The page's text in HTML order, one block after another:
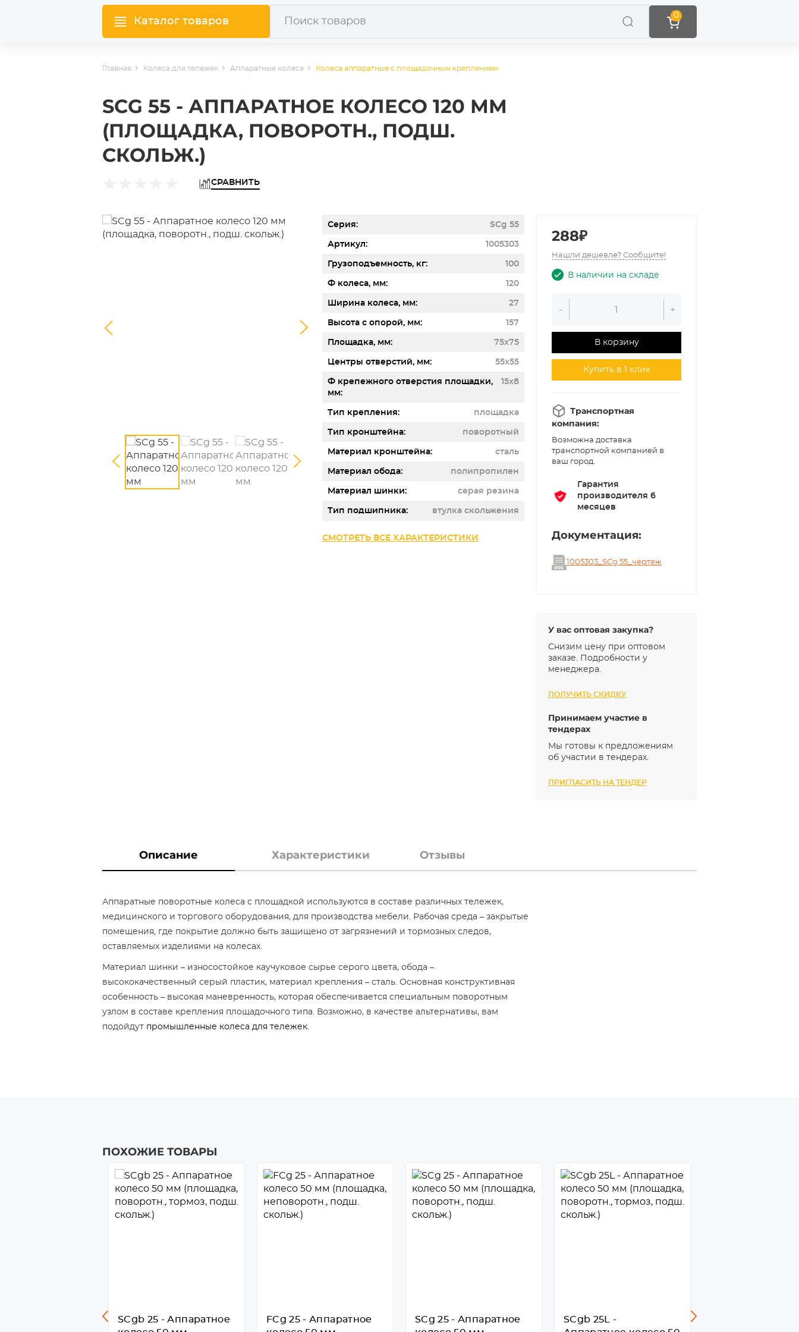
Каталог товаров
0
Главная Колеса для тележек Аппаратные колеса Колеса аппаратные с площадочным креплением
SCG 55 - АППАРАТНОЕ КОЛЕСО 120 ММ
(ПЛОЩАДКА, ПОВОРОТН., ПОДШ.
СКОЛЬЖ.)
СРАВНИТЬ
Серия SCg 55
Артикул 1005303
Грузоподъемность, кг 100
Ф колеса, мм 120
Ширина колеса, мм 27
Высота с опорой, мм 157
Площадка, мм 75x75
Центры отверстий, мм 55x55
Ф крепежного отверстия площадки,
мм
15x8
Тип крепления площадка
Тип кронштейна поворотный
Материал кронштейна сталь
Материал обода полипропилен
Материал шинки серая резина
Тип подшипника втулка скольжения
СМОТРЕТЬ ВСЕ ХАРАКТЕРИСТИКИ
288₽
Нашли дешевле? Сообщите!
В наличии на складе
- +
В корзину
Купить в 1 клик
Транспортная
компания:
Возможна доставка
транспортной компанией в
ваш город.
Гарантия
производителя 6
месяцев
Документация:
1005303_SCg 55_чертеж
У вас оптовая закупка?
Снизим цену при оптовом
заказе. Подробности у
менеджера.
ПОЛУЧИТЬ СКИДКУ
Принимаем участие в
тендерах
Мы готовы к предложениям
об участии в тендерах.
ПРИГЛАСИТЬ НА ТЕНДЕР
Описание Характеристики Отзывы
Аппаратные поворотные колеса с площадкой используются в составе различных тележек,
медицинского и торгового оборудования, для производства мебели. Рабочая среда – закрытые
помещения, где покрытие должно быть защищено от загрязнений и тормозных следов,
оставляемых изделиями на колесах.
Материал шинки – износостойкое каучуковое сырье серого цвета, обода –
высококачественный серый пластик, материал крепления – сталь. Основная конструктивная
особенность – высокая маневренность, которая обеспечивается специальным поворотным
узлом в составе крепления площадочного типа. Возможно, в качестве альтернативы, вам
подойдут промышленные колеса для тележек.
ПОХОЖИЕ ТОВАРЫ
SCgb 25 - Аппаратное
FCg 25 - Аппаратное
SCg 25 - Аппаратное
SCgb 25L -